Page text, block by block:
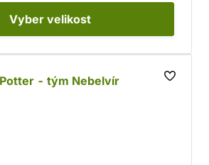
Vyber velikost
- tým Nebelvír